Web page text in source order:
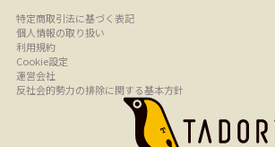
特定商取引法に基づく表記
個人情報の取り扱い
利用規約
Cookie設定
運営会社
反社会的勢力の排除に関する基本方針